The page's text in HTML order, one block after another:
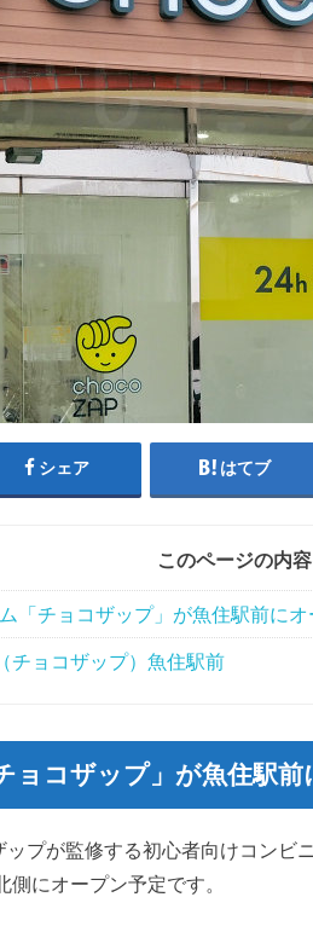
シェア はてブ
このページの内容
「チョコザップ」が魚住駅前にオ
チョコザップ）魚住駅前
ョコザップ」が魚住駅前
プが監修する初心者向けコンビ
にオープン予定です。